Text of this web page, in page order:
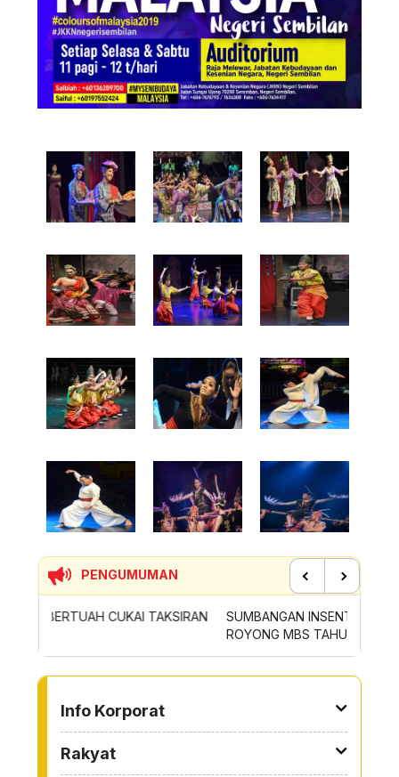
PENGUMUMAN
SUMBANGAN INSENTIF AKTIVITI GOTONG-
Info Korporat
Rakyat